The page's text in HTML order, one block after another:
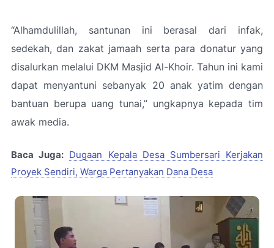
“Alhamdulillah, santunan ini berasal dari infak,
sedekah, dan zakat jamaah serta para donatur yang
disalurkan melalui DKM Masjid Al-Khoir. Tahun ini kami
dapat menyantuni sebanyak 20 anak yatim dengan
bantuan berupa uang tunai,” ungkapnya kepada tim
awak media.
Baca Juga: Dugaan Kepala Desa Sumbersari Kerjakan
Proyek Sendiri, Warga Pertanyakan Dana Desa